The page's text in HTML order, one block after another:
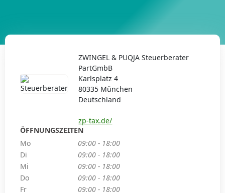
ZWINGEL & PUQJA Steuerberater
PartGmbB
Karlsplatz 4
80335 München
Deutschland
zp-tax.de/
ÖFFNUNGSZEITEN
Mo
09:00 - 18:00
Di
09:00 - 18:00
Mi
09:00 - 18:00
Do
09:00 - 18:00
Fr
09:00 - 18:00